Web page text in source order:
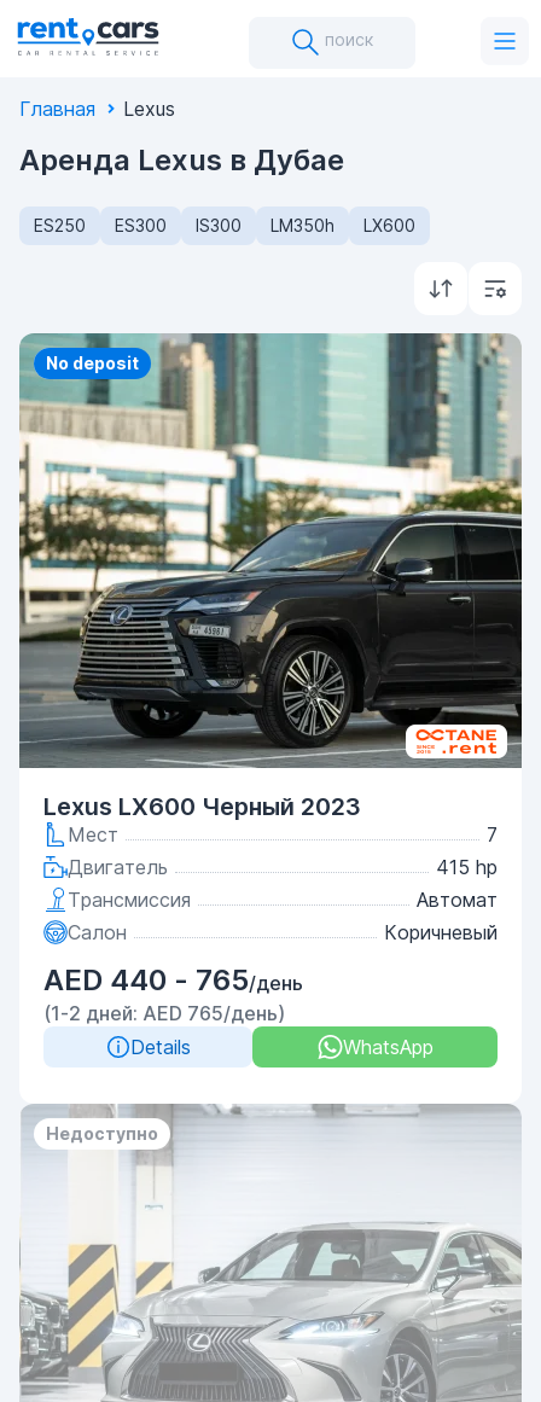
поиск
Главная Lexus
Аренда Lexus в Дубае
ES250 ES300 IS300 LM350h LX600
Priority
No deposit
Lexus LX600 Черный 2023
Мест
7
Двигатель
415 hp
Трансмиссия
Автомат
Салон
Коричневый
AED 440 - 765/день
(1-2 дней: AED 765/день)
Details
WhatsApp
Недоступно